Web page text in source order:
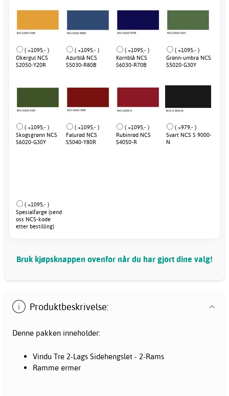
( +1095,- )
Okergul NCS
S2050-Y20R
( +1095,- )
Azurblå NCS
S5030-R80B
( +1095,- )
Kornblå NCS
S6030-R70B
( +1095,- )
Grønn-umbra NCS
S5020-G30Y
( +1095,- )
Skogsgrønn NCS
S6020-G30Y
( +1095,- )
Falurød NCS
S5040-Y80R
( +1095,- )
Rubinrød NCS
S4050-R
( +979,- )
Svart NCS S 9000-
N
( +1095,- )
Spesialfarge (send
oss NCS-kode
etter bestilling)
Bruk kjøpsknappen ovenfor når du har gjort dine valg!
Produktbeskrivelse:
Denne pakken inneholder:
Vindu Tre 2-Lags Sidehengslet - 2-Rams
Ramme ermer